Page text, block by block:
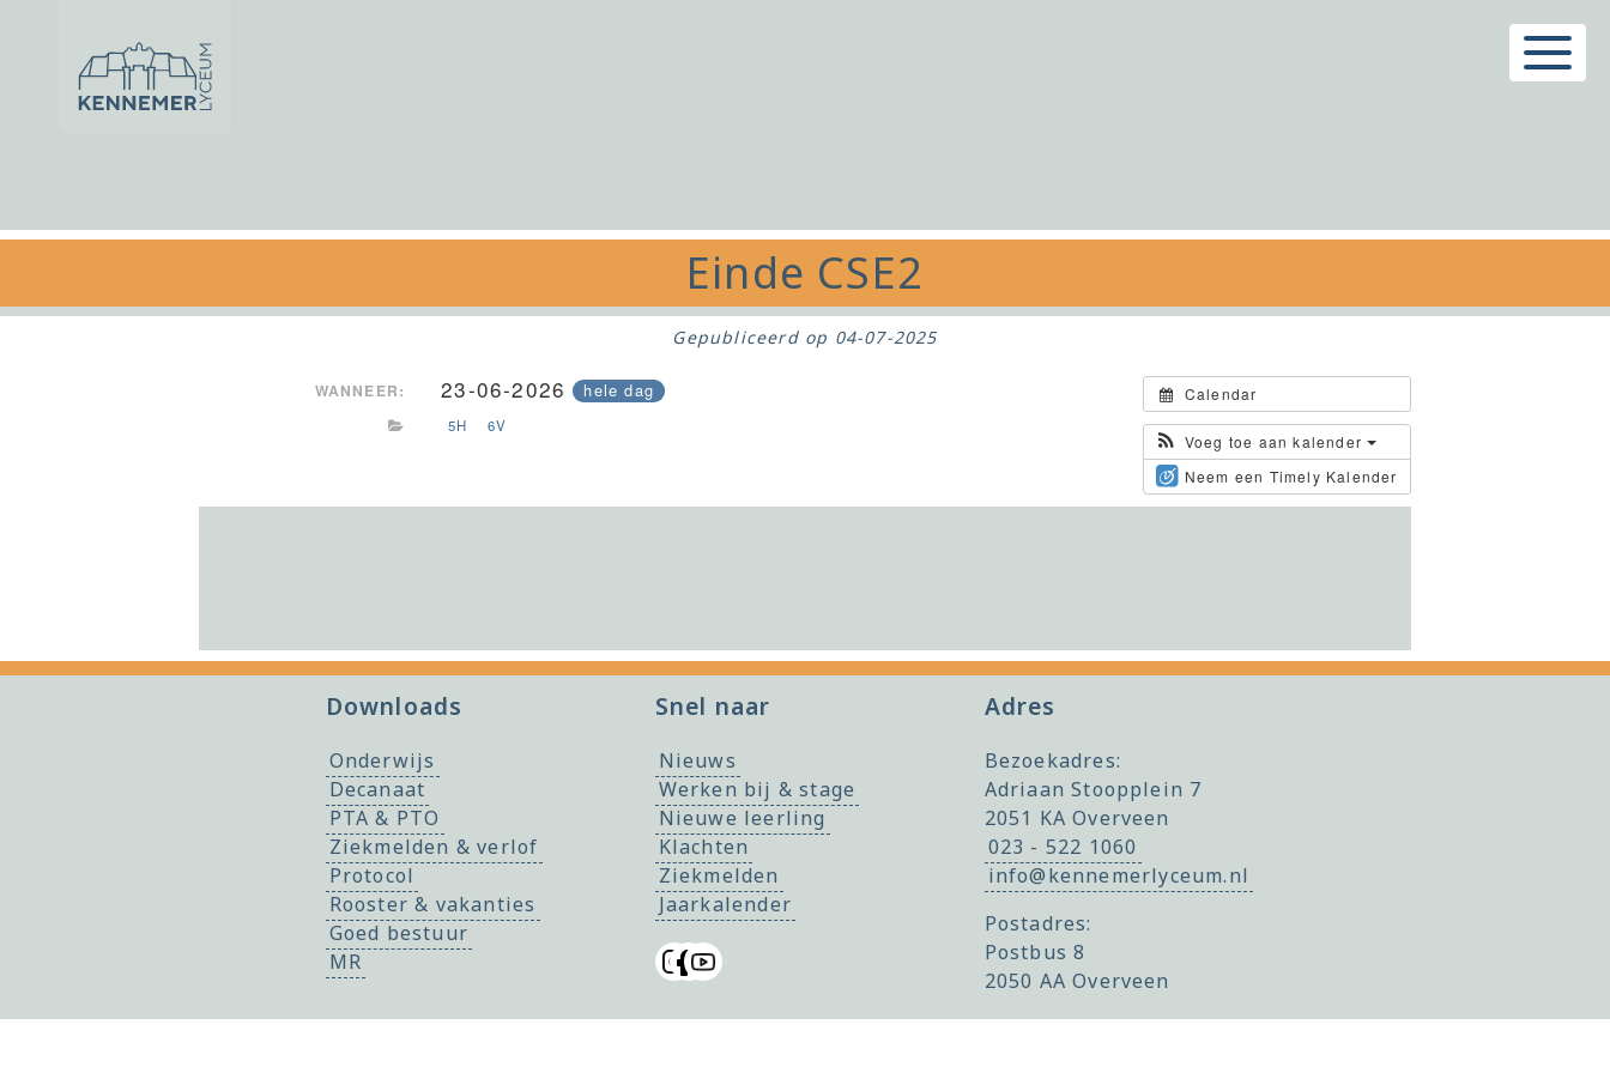
Menu
Einde CSE2
Gepubliceerd op 04-07-2025
Calendar
Voeg toe aan kalender
Neem een Timely Kalender
WANNEER: 23-06-2026 hele dag
5H 6V
Downloads
Onderwijs
Decanaat
PTA & PTO
Ziekmelden & verlof
Protocol
Rooster & vakanties
Goed bestuur
MR
Snel naar
Nieuws
Werken bij & stage
Nieuwe leerling
Klachten
Ziekmelden
Jaarkalender
Adres
Bezoekadres:
Adriaan Stoopplein 7
2051 KA Overveen
023 - 522 1060
info@kennemerlyceum.nl
Postadres:
Postbus 8
2050 AA Overveen